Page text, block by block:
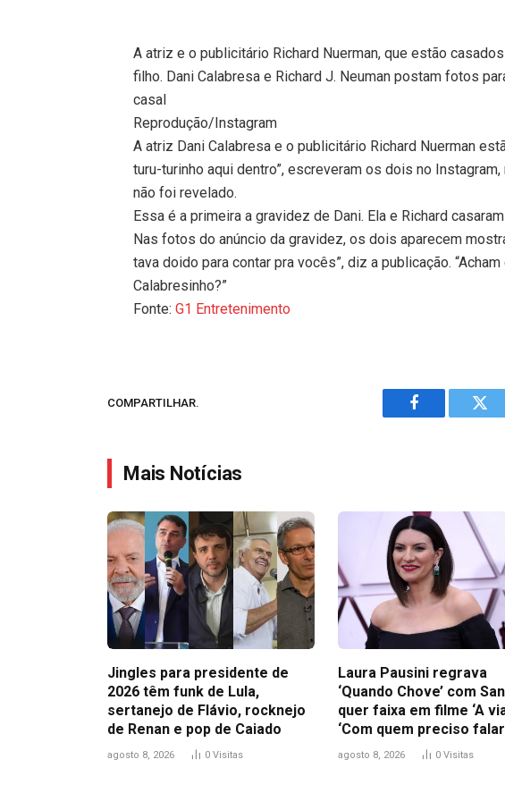
A atriz e o publicitário Richard Nuerman, que estão
filho. Dani Calabresa e Richard J. Neuman postam fotos
casal
Reprodução/Instagram
A atriz Dani Calabresa e o publicitário Richard Nuerman
turu-turinho aqui dentro”, escreveram os dois no
não foi revelado.
Essa é a primeira a gravidez de Dani. Ela e Richard
Nas fotos do anúncio da gravidez, os dois aparecem
tava doido para contar pra vocês”, diz a publicação.
Calabresinho?”
Fonte:G1 Entretenimento
COMPARTILHAR.
Facebook
Mais Notícias
Jingles para presidente de
2026 têm funk de Lula,
sertanejo de Flávio, rocknejo
de Renan e pop de Caiado
agosto 8, 2026 0 Visitas
Laura Pausini regrava
‘Quando Chove’ com
quer faixa em filme ‘A
‘Com quem preciso
agosto 8, 2026 0 Visitas